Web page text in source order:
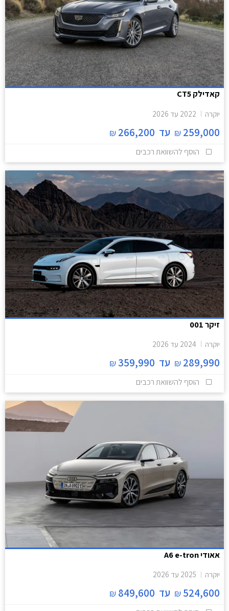
קאדילק CT5
יוקרה 2022 עד 2026
259,000
₪ עד 266,200
₪
הוסף להשוואת רכבים
זיקר 001
יוקרה 2024 עד 2026
289,990
₪ עד 359,990
₪
הוסף להשוואת רכבים
אאודי A6 e-tron
יוקרה 2025 עד 2026
524,600
₪ עד 849,600
₪